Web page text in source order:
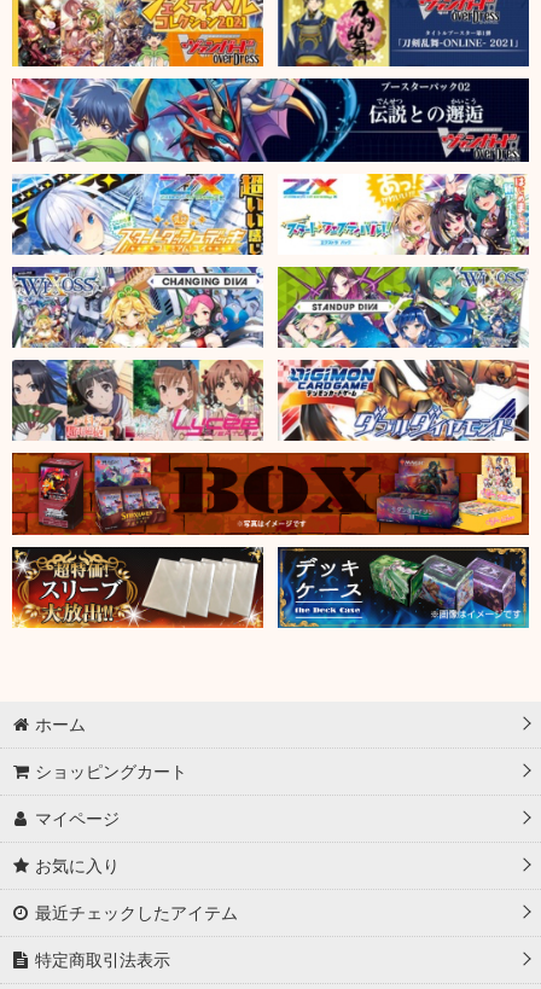
ホーム
ショッピングカート
マイページ
お気に入り
最近チェックしたアイテム
特定商取引法表示